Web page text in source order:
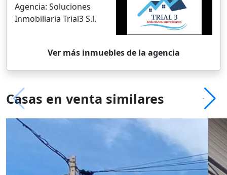
Agencia: Soluciones
Inmobiliaria Trial3 S.l.
Ver más inmuebles de la agencia
Casas en venta similares